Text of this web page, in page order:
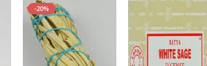
-20%